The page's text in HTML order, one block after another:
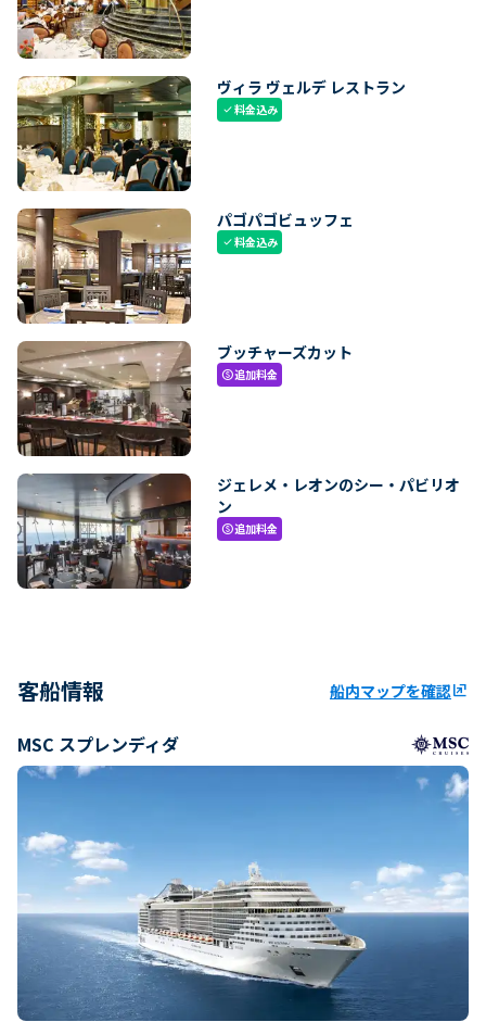
ヴィラ ヴェルデ レストラン
check料金込み
パゴパゴビュッフェ
check料金込み
ブッチャーズカット
paid追加料金
ジェレメ・レオンのシー・パビリオ
ン
paid追加料金
客船情報 船内マップを確認ungroup
MSC スプレンディダ